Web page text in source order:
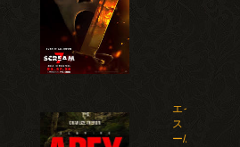
エイペック
ス・プレデタ
ー/